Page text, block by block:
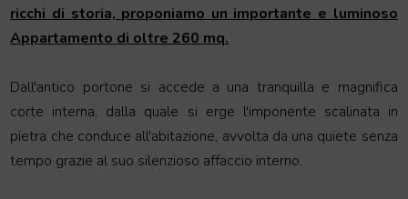
ricchi di storia, proponiamo un importante e luminoso
Appartamento di oltre 260 mq.
Dall'antico portone si accede a una tranquilla e magnifica
corte interna, dalla quale si erge l'imponente scalinata in
pietra che conduce all'abitazione, avvolta da una quiete senza
tempo grazie al suo silenzioso affaccio interno.